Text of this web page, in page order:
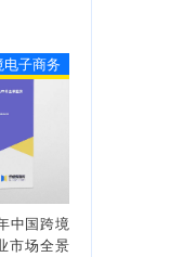
电子商务
中国跨境
市场全景